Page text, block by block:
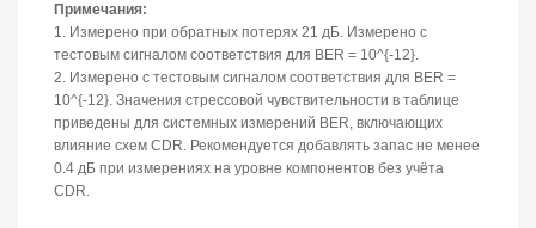
Примечания:
1. Измерено при обратных потерях 21 дБ. Измерено с
тестовым сигналом соответствия для BER = 10^{-12}.
2. Измерено с тестовым сигналом соответствия для BER =
10^{-12}. Значения стрессовой чувствительности в таблице
приведены для системных измерений BER, включающих
влияние схем CDR. Рекомендуется добавлять запас не менее
0.4 дБ при измерениях на уровне компонентов без учёта
CDR.